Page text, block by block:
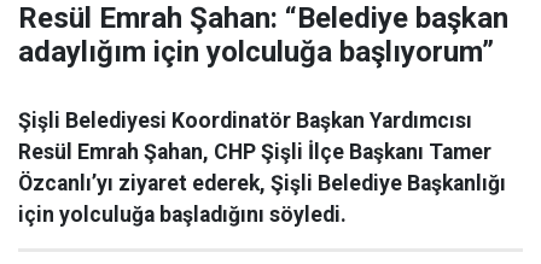
Resül Emrah Şahan: “Belediye başkan
adaylığım için yolculuğa başlıyorum”
Şişli Belediyesi Koordinatör Başkan Yardımcısı
Resül Emrah Şahan, CHP Şişli İlçe Başkanı Tamer
Özcanlı’yı ziyaret ederek, Şişli Belediye Başkanlığı
için yolculuğa başladığını söyledi.